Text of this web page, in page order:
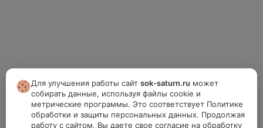
Для улучшения работы сайтsok-saturn.ru может
собирать данные, используя файлы cookie и
метрические программы. Это соответствует Политике
обработки и защиты персональных данных. Продолжая
работу с сайтом, Вы даете свое согласие на обработку